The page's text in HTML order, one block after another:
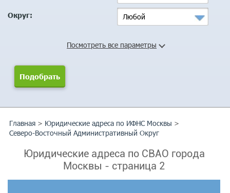
Округ: Любой
Посмотреть все параметры
Главная > Юридические адреса по ИФНС Москвы >
Северо-Восточный Административный Округ
Юридические адреса по СВАО города
Москвы - cтраница 2